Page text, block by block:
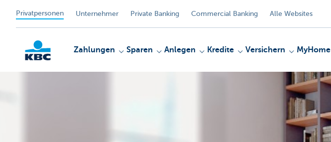
Privatpersonen Unternehmer Private Banking Commercial Banking Alle Websites
Zahlungen Sparen Anlegen Kredite Versichern MyHome